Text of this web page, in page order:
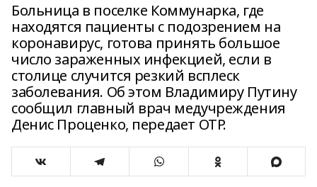
Больница в поселке Коммунарка, где
находятся пациенты с подозрением на
коронавирус, готова принять большое
число зараженных инфекцией, если в
столице случится резкий всплеск
заболевания. Об этом Владимиру Путину
сообщил главный врач медучреждения
Денис Проценко, передает ОТР.